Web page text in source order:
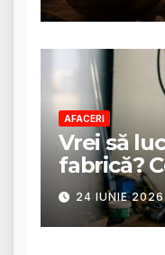
AFACERI
Vrei să
fabrică?
acestea
24 IUNIE